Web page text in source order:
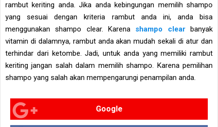
rambut keriting anda. Jika anda kebingungan memilih shampo
yang sesuai dengan kriteria rambut anda ini, anda bisa
menggunakan shampo clear. Karena shampo clearbanyak
vitamin di dalamnya, rambut anda akan mudah sekali di atur dan
terhindar dari ketombe. Jadi, untuk anda yang memiliki rambut
keriting jangan salah dalam memilih shampo. Karena pemilihan
shampo yang salah akan mempengarungi penampilan anda.
Google